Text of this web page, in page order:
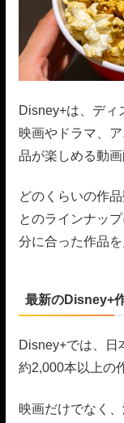
Disney+は、ディ
映画やドラマ、
品が楽しめる動画
どのくらいの作
とのラインナッ
分に合った作品を
最新のDisney+
Disney+では、日
約2,000本以上の
映画だけでなく